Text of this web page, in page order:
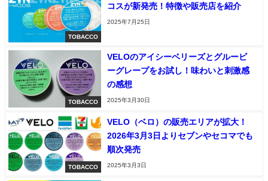
TOBACCO
コスが新発売！特徴や販売店を紹介
2025年7月25日
TOBACCO
VELOのアイシーベリーズとグルービ
ーグレープをお試し！味わいと刺激感
の感想
2025年3月30日
TOBACCO
VELO（ベロ）の販売エリアが拡大！
2026年3月3日よりセブンやセコマでも
順次発売
2025年3月3日